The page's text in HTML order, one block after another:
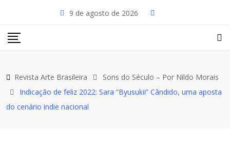
9 de agosto de 2026
Revista Arte Brasileira
Sons do Século – Por Nildo Morais
Indicação de feliz 2022: Sara “Byusukii” Cândido, uma aposta
do cenário indie nacional